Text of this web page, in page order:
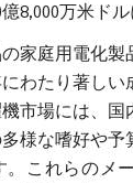
8,000万米ド
家庭用電化
わたり著しい
市場には、国
様な嗜好や
。これらのメ